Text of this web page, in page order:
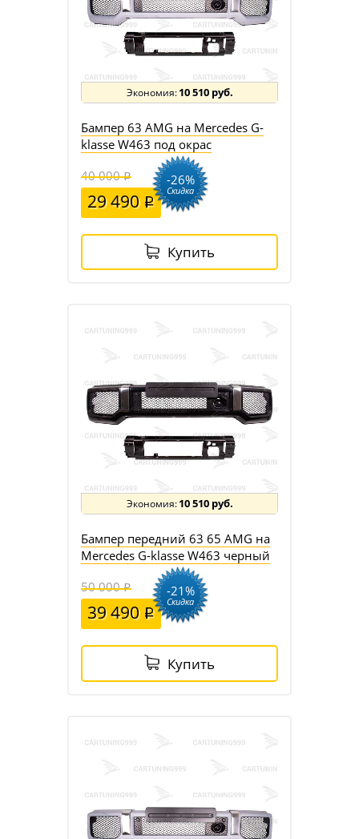
10 510 руб.
Бампер 63 AMG на Mercedes G-
klasse W463 под окрас
40 000
29 490
-26%
Скидка
Купить
10 510 руб.
Бампер передний 63 65 AMG на
Mercedes G-klasse W463 черный
50 000
39 490
-21%
Скидка
Купить